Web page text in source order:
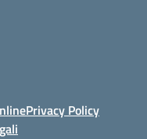
Privacy Policy